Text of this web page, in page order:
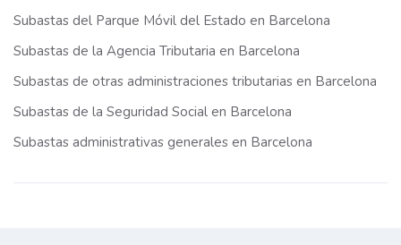
Subastas del Parque Móvil del Estado en Barcelona
Subastas de la Agencia Tributaria en Barcelona
Subastas de otras administraciones tributarias en Barcelona
Subastas de la Seguridad Social en Barcelona
Subastas administrativas generales en Barcelona